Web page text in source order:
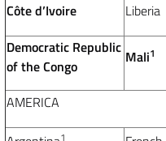
Côte d’Ivoire Liberia
Democratic Republic
of the Congo
Mali1
AMERICA
1